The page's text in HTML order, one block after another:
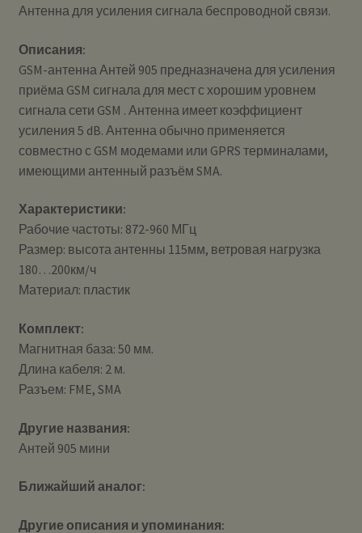
Антенна для усиления сигнала беспроводной связи.
Описания:
GSM-антенна Антей 905 предназначена для усиления
приёма GSM сигнала для мест с хорошим уровнем
сигнала сети GSM . Антенна имеет коэффициент
усиления 5 dB. Антенна обычно применяется
совместно с GSM модемами или GPRS терминалами,
имеющими антенный разъём SMA.
Характеристики:
Рабочие частоты: 872-960 МГц
Размер: высота антенны 115мм, ветровая нагрузка
180…200км/ч
Материал: пластик
Комплект:
Магнитная база: 50 мм.
Длина кабеля: 2 м.
Разъем: FME, SMA
Другие названия:
Антей 905 мини
Ближайший аналог:
Другие описания и упоминания: